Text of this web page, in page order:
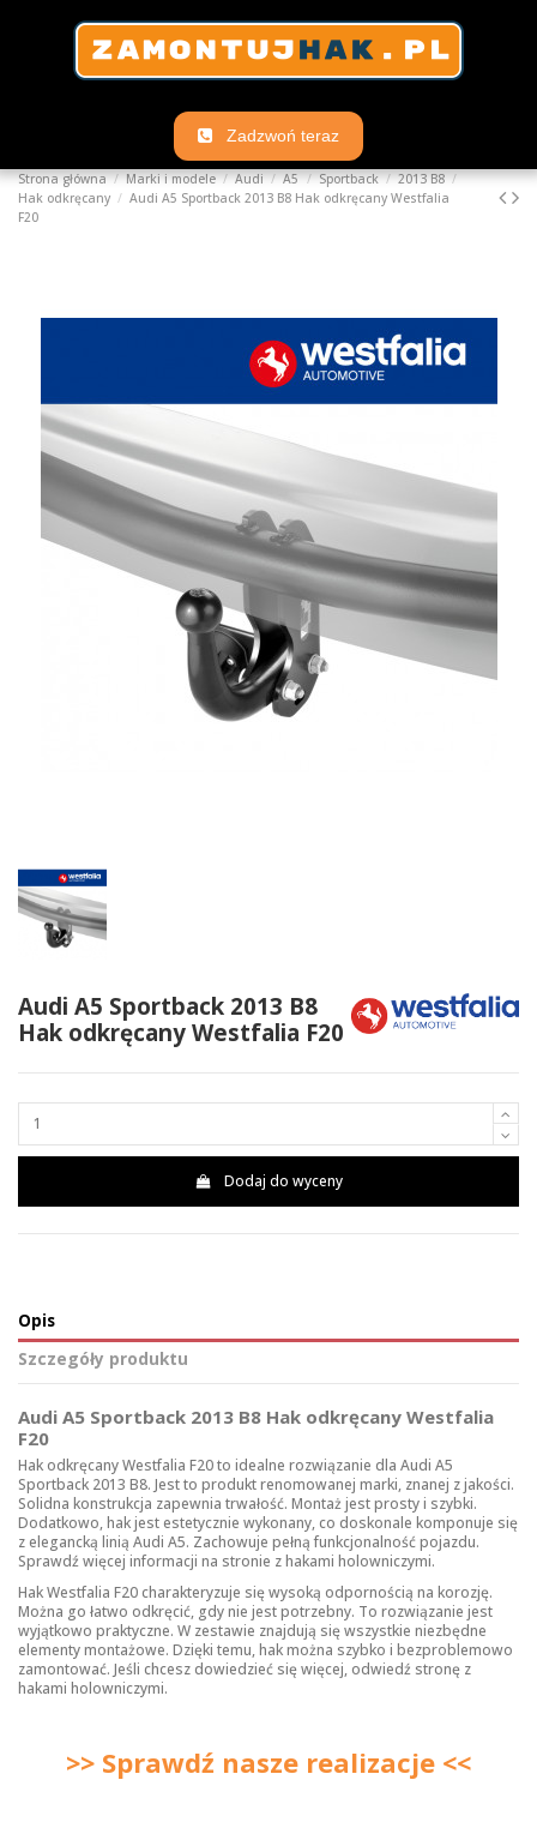
Zadzwoń teraz
Strona główna Marki i modele Audi A5 Sportback
2013 B8
Hak odkręcany
Audi A5 Sportback 2013 B8 Hak odkręcany Westfalia
F20
Audi A5 Sportback 2013 B8
Hak odkręcany Westfalia F20
Dodaj do wyceny
Opis
Szczegóły produktu
Audi A5 Sportback 2013 B8 Hak odkręcany Westfalia
F20
Hak odkręcany Westfalia F20 to idealne rozwiązanie dla Audi A5
Sportback 2013 B8. Jest to produkt renomowanej marki, znanej z jakości.
Solidna konstrukcja zapewnia trwałość. Montaż jest prosty i szybki.
Dodatkowo, hak jest estetycznie wykonany, co doskonale komponuje się
z elegancką linią Audi A5. Zachowuje pełną funkcjonalność pojazdu.
Sprawdź więcej informacji na stronie zhakami holowniczymi.
Hak Westfalia F20 charakteryzuje się wysoką odpornością na korozję.
Można go łatwo odkręcić, gdy nie jest potrzebny. To rozwiązanie jest
wyjątkowo praktyczne. W zestawie znajdują się wszystkie niezbędne
elementy montażowe. Dzięki temu, hak można szybko i bezproblemowo
zamontować. Jeśli chcesz dowiedzieć się więcej, odwiedź stronę z
hakami holowniczymi.
>> Sprawdź nasze realizacje <<